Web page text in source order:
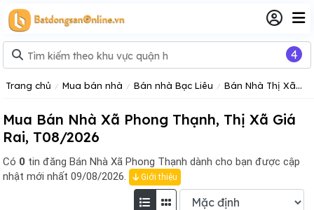
Trang chủ Mua bán nhà Bán nhà Bạc Liêu Bán Nhà Thị Xã Giá Rai
Mua Bán Nhà Xã Phong Thạnh, Thị Xã Giá
Rai, T08/2026
Có 0 tin đăng Bán Nhà Xã Phong Thạnh dành cho bạn được cập
nhật mới nhất 09/08/2026.
Giới thiệu
4